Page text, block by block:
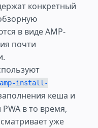
конкретный
в виде AMP-
почти
amp-install-
кеша и
в то время,
уже